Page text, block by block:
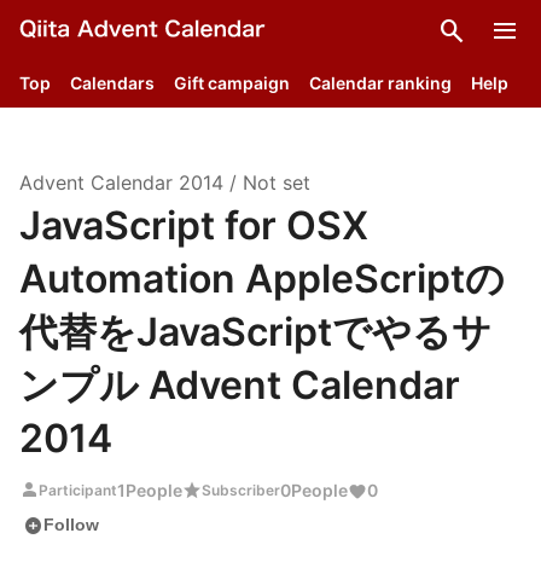
search menu
Top Calendars Gift campaign Calendar ranking Help
Advent Calendar 2014 / Not set
JavaScript for OSX
Automation AppleScriptの
代替をJavaScriptでやるサ
ンプル Advent Calendar
2014
person Participant1PeoplestarSubscriber0People 0
add_circleFollow